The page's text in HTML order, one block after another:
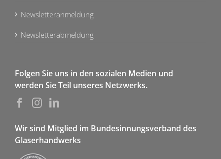
Newsletteranmeldung
Newsletterabmeldung
Folgen Sie uns in den sozialen Medien und
werden Sie Teil unseres Netzwerks.
Wir sind Mitglied im Bundesinnungsverband des
Glaserhandwerks